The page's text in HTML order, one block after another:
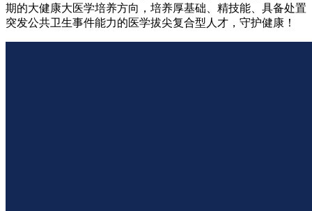
期的大健康大医学培养方向，培养厚基础、精技能、具备处置
突发公共卫生事件能力的医学拔尖复合型人才，守护健康！